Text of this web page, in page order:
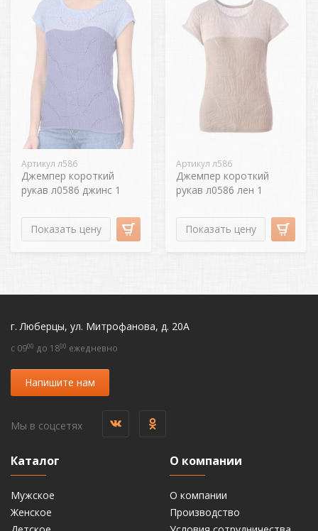
Артикул л586
Джемпер короткий
рукав л0586 джинс 1
Показать цену
Артикул л586
Джемпер короткий
рукав л0586 лен 1
Показать цену
г. Люберцы, ул. Митрофанова, д. 20А
c 0900 до 1800 ежедневно
Напишите нам
Мы в соцсетях
Каталог
Мужское
Женское
О компании
О компании
Производство